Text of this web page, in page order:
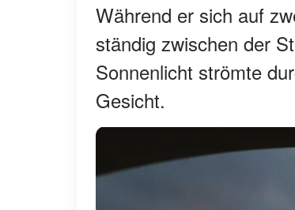
Während er sich auf
ständig zwischen der
Sonnenlicht strömte
Gesicht.